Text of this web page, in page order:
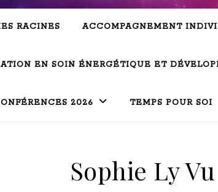
RACINES ACCOMPAGNEMENT
EN SOIN ÉNERGÉTIQUE ET
2026 TEMPS POUR SOI
Sophie Ly Vu